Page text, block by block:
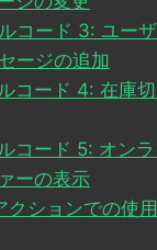
コード 3: ユー
ージの追加
コード 4: 在庫
コード 5: オン
ーの表示
クションでの使